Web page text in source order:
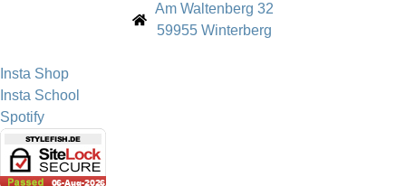
Am Waltenberg 32
59955 Winterberg
Insta Shop
Insta School
Spotify